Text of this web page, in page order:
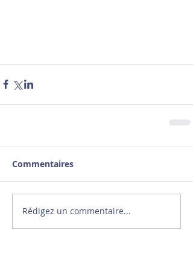
Commentaires
Rédigez un commentaire...